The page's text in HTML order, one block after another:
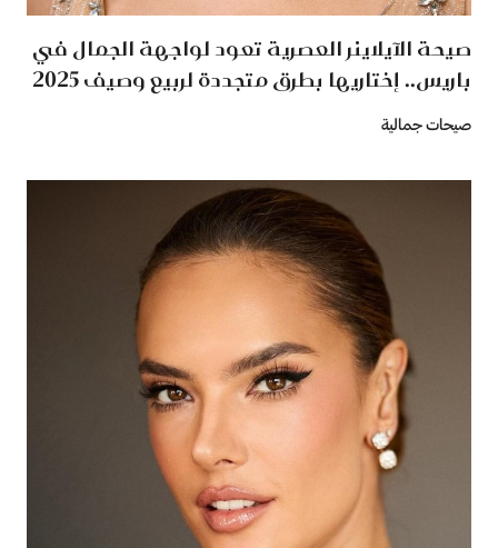
صيحة الآيلاينر العصرية تعود لواجهة الجمال في
باريس.. إختاريها بطرق متجددة لربيع وصيف 2025
صيحات جمالية